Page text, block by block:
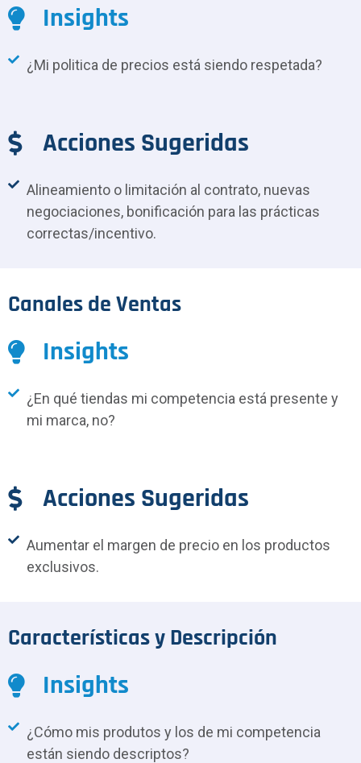
Insights
¿Mi politica de precios está siendo respetada?
Acciones Sugeridas
Alineamiento o limitación al contrato, nuevas
negociaciones, bonificación para las prácticas
correctas/incentivo.
Canales de Ventas
Insights
¿En qué tiendas mi competencia está presente y
mi marca, no?
Acciones Sugeridas
Aumentar el margen de precio en los productos
exclusivos.
Características y Descripción
Insights
¿Cómo mis produtos y los de mi competencia
están siendo descriptos?